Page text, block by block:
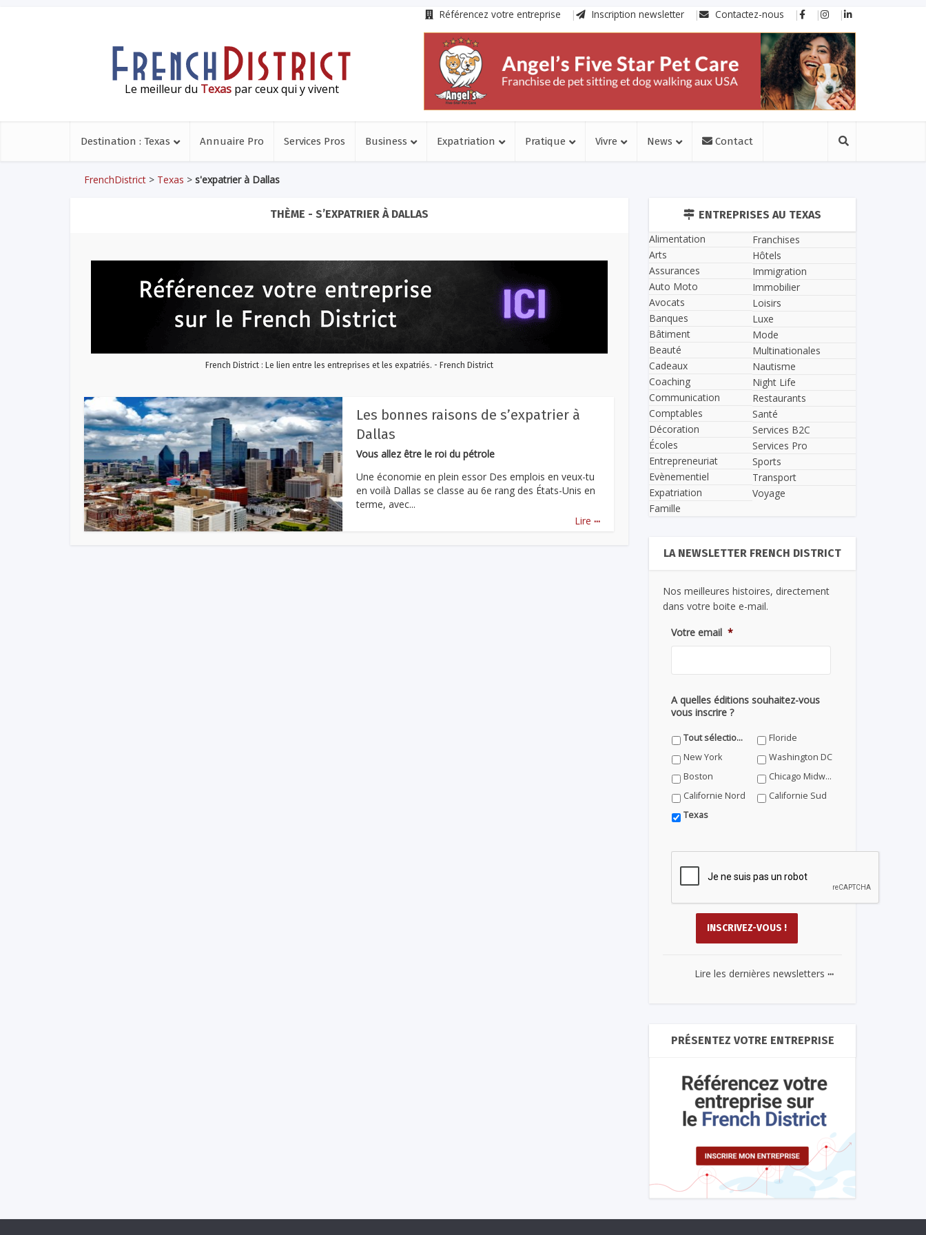
Référencez votre entreprise Inscription newsletter Contactez-nous
Le meilleur du Texaspar ceux qui y vivent
Destination : Texas Annuaire Pro Services Pros Business Expatriation Pratique Vivre News Contact
FrenchDistrict > Texas > s'expatrier à Dallas
THÈME - S’EXPATRIER À DALLAS
French District : Le lien entre les entreprises et les expatriés. - French District
Les bonnes raisons de s’expatrier à
Dallas
Vous allez être le roi du pétrole
Une économie en plein essor Des emplois en veux-tu
en voilà Dallas se classe au 6e rang des États-Unis en
terme, avec...
Lire ...
ENTREPRISES AU TEXAS
Alimentation
Arts
Assurances
Auto Moto
Avocats
Banques
Bâtiment
Beauté
Cadeaux
Coaching
Communication
Comptables
Décoration
Écoles
Entrepreneuriat
Evènementiel
Expatriation
Famille
Franchises
Hôtels
Immigration
Immobilier
Loisirs
Luxe
Mode
Multinationales
Nautisme
Night Life
Restaurants
Santé
Services B2C
Services Pro
Sports
Transport
Voyage
LA NEWSLETTER FRENCH DISTRICT
Nos meilleures histoires, directement
dans votre boite e-mail.
Votre email *
A quelles éditions souhaitez-vous
vous inscrire ?
Tout sélectionner
Floride
New York
Washington DC
Boston
Chicago Midwest
Californie Nord
Californie Sud
Texas
Lire les dernières newsletters ...
PRÉSENTEZ VOTRE ENTREPRISE